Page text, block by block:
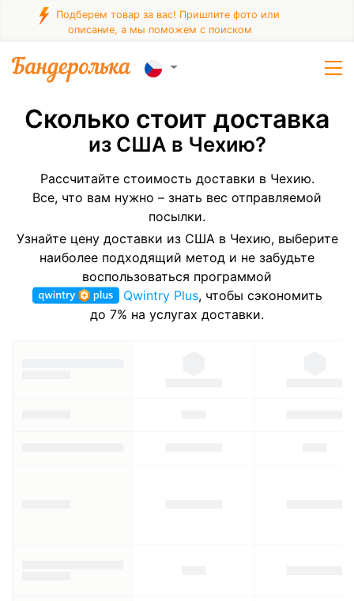
Подберем товар за вас! Пришлите фото или
описание, а мы поможем с поиском
Сколько стоит доставка
из США в Чехию?
Рассчитайте стоимость доставки в Чехию.
Все, что вам нужно – знать вес отправляемой
посылки.
Узнайте цену доставки из США в Чехию, выберите
наиболее подходящий метод и не забудьте
воспользоваться программой
Qwintry Plus, чтобы сэкономить
до 7% на услугах доставки.